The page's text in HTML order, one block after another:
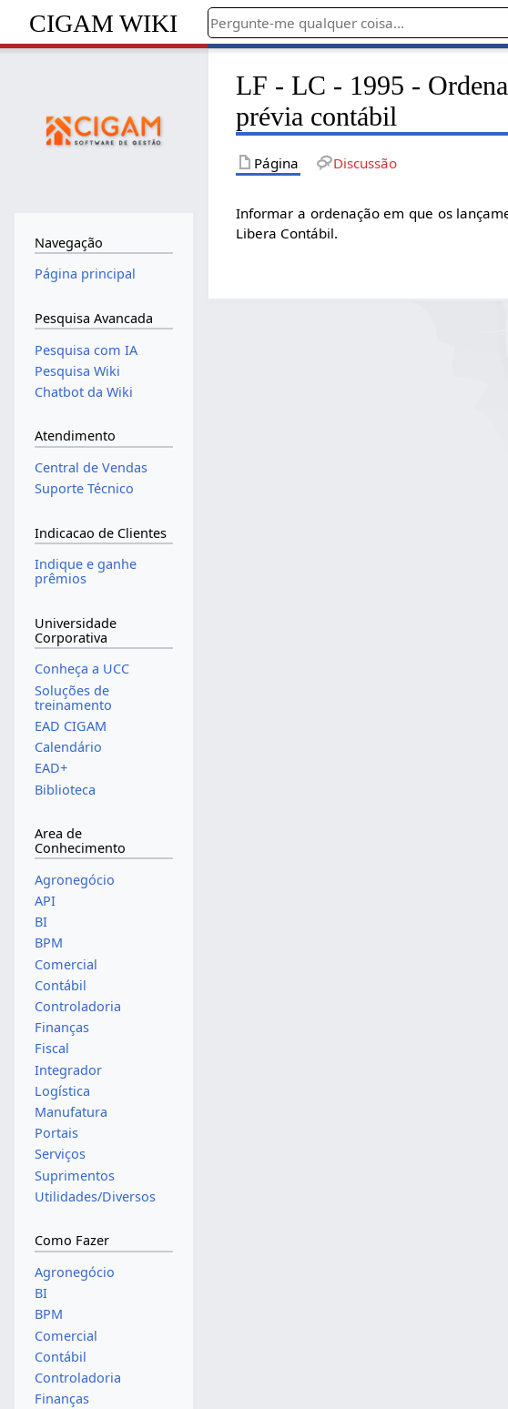
CIGAM WIKI
LF - LC - 1995 -
prévia contábil
Página Discussão
Informar a ordenação em que os
Libera Contábil.
Navegação
Página principal
Pesquisa Avancada
Pesquisa com IA
Pesquisa Wiki
Chatbot da Wiki
Atendimento
Central de Vendas
Suporte Técnico
Indicacao de Clientes
Indique e ganhe
prêmios
Universidade
Corporativa
Conheça a UCC
Soluções de
treinamento
EAD CIGAM
Calendário
EAD+
Biblioteca
Area de
Conhecimento
Agronegócio
API
BI
BPM
Comercial
Contábil
Controladoria
Finanças
Fiscal
Integrador
Logística
Manufatura
Portais
Serviços
Suprimentos
Utilidades/Diversos
Como Fazer
Agronegócio
BI
BPM
Comercial
Contábil
Controladoria
Finanças